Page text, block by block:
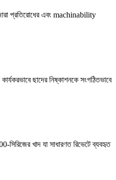
প্রতিরোধের এবং machinability
ছাদের নিষ্কাশনকে সংগঠিতভাবে
সিরিজের খাদ যা সাধারণত রিভেটে ব্যবহৃত